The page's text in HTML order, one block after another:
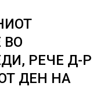
ВО
РЕЧЕ Д-Р
ДЕН НА